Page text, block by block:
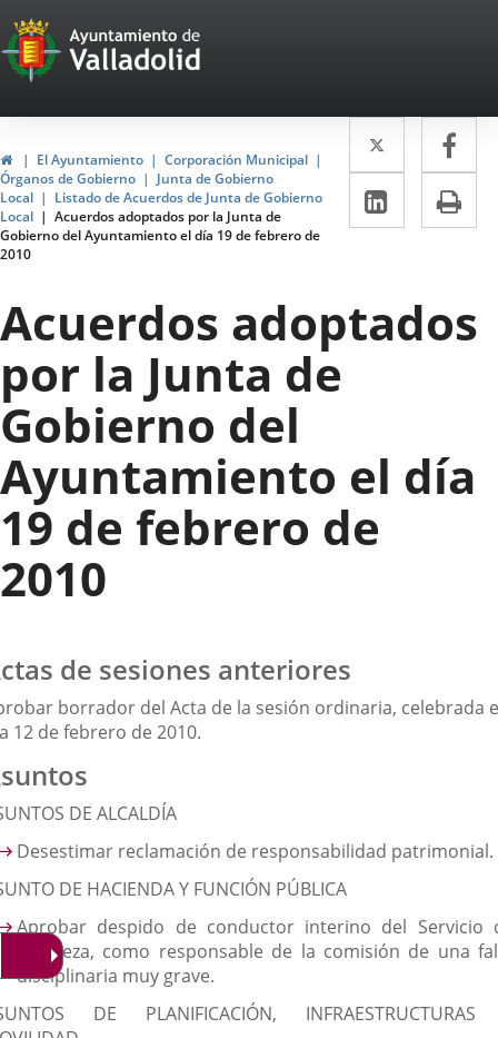
Portal
Web
del
Ayuntamiento
de
Valladolid
InicioEl Ayuntamiento
Corporación Municipal
Órganos de Gobierno
Junta de Gobierno
Local
Listado de Acuerdos de Junta de Gobierno
Local
Acuerdos adoptados por la Junta de
Gobierno del Ayuntamiento el día 19 de febrero de
2010
Twitter
Enlace
a
una
a
LinkedIn
Enlace
a
externa.
Acuerdos adoptados
por la Junta de
Gobierno del
Ayuntamiento el día
19 de febrero de
2010
de sesiones anteriores
borrador del Acta de la sesión ordinaria, celebrada
12 de febrero de 2010.
DE ALCALDÍA
Desestimar reclamación de responsabilidad patrimonial.
DE HACIENDA Y FUNCIÓN PÚBLICA
Aprobar despido de conductor interino del Servicio
Limpieza, como responsable de la comisión de una
disciplinaria muy grave.
DE PLANIFICACIÓN,